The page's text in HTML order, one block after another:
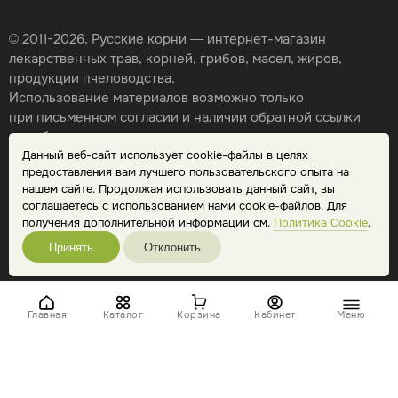
Данный веб-сайт использует cookie-файлы в целях
предоставления вам лучшего пользовательского опыта на
нашем сайте. Продолжая использовать данный сайт, вы
соглашаетесь с использованием нами cookie-файлов. Для
получения дополнительной информации см. Политика Cookie.
Принять Отклонить
Главная Каталог Корзина Кабинет Меню
© 2011-2026, Русские корни — интернет-магазин
лекарственных трав, корней, грибов, масел, жиров,
продукции пчеловодства.
Использование материалов возможно только
при письменном согласии и наличии обратной ссылки
на сайт.
Карта сайта
Политика конфиденциальности
Публичная оферта
Обработка персональных данных